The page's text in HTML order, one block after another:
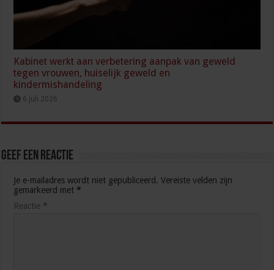
Kabinet werkt aan verbetering aanpak van geweld
tegen vrouwen, huiselijk geweld en
kindermishandeling
6 juli 2026
Geef een reactie
Je e-mailadres wordt niet gepubliceerd. Vereiste velden zijn
gemarkeerd met *
Reactie *